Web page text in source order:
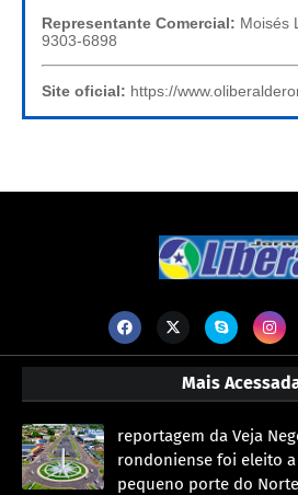
Representante Comercial: Moisés
9303-6898
Site oficial: https://
Mais
reportagem da Veja
rondoniense foi eleito
pequeno porte do Norte